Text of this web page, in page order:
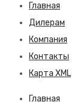
Главная
Дилерам
Компания
Контакты
Карта XML
Главная